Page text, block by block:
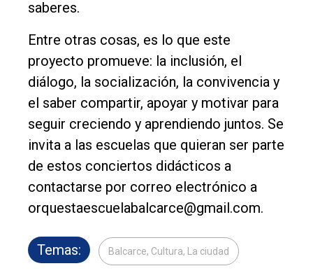
saberes.
Entre otras cosas, es lo que este
proyecto promueve: la inclusión, el
diálogo, la socialización, la convivencia y
el saber compartir, apoyar y motivar para
seguir creciendo y aprendiendo juntos. Se
invita a las escuelas que quieran ser parte
de estos conciertos didácticos a
contactarse por correo electrónico a
orquestaescuelabalcarce@gmail.com.
Temas: Balcarce, Cultura, La ciudad